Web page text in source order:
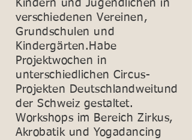
Kindern und Jugendlichen in
verschiedenen Vereinen,
Grundschulen und
Kindergärten.Habe
Projektwochen in
unterschiedlichen Circus-
Projekten Deutschlandweitund
der Schweiz gestaltet.
Workshops im Bereich Zirkus,
Akrobatik und Yogadancing